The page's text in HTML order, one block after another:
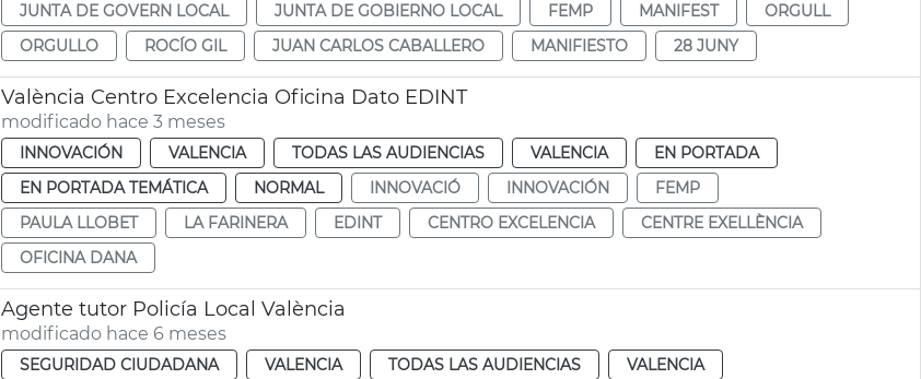
JUNTA DE GOVERN LOCAL
JUNTA DE GOBIERNO LOCAL FEMP MANIFEST
ORGULL
ORGULLO
ROCÍO GIL JUAN CARLOS CABALLERO MANIFIESTO 28 JUNY
València Centro Excelencia Oficina Dato EDINT
modificado hace 3 meses
INNOVACIÓN VALENCIA TODAS LAS AUDIENCIAS VALENCIA
EN PORTADA
EN PORTADA TEMÁTICA
NORMAL INNOVACIÓ INNOVACIÓN
FEMP
PAULA LLOBET
LA FARINERA EDINT CENTRO EXCELENCIA
CENTRE EXELLÈNCIA
OFICINA DANA
Agente tutor Policía Local València
modificado hace 6 meses
SEGURIDAD CIUDADANA VALENCIA TODAS LAS AUDIENCIAS
VALENCIA